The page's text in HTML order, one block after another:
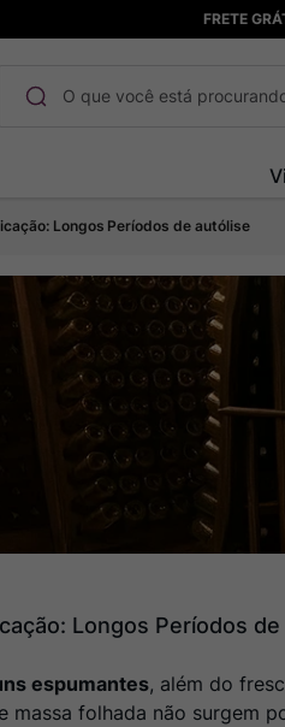
FRETE
Longos Períodos de autólise
Longos Períodos
espumantes, além do
massa folhada não surgem